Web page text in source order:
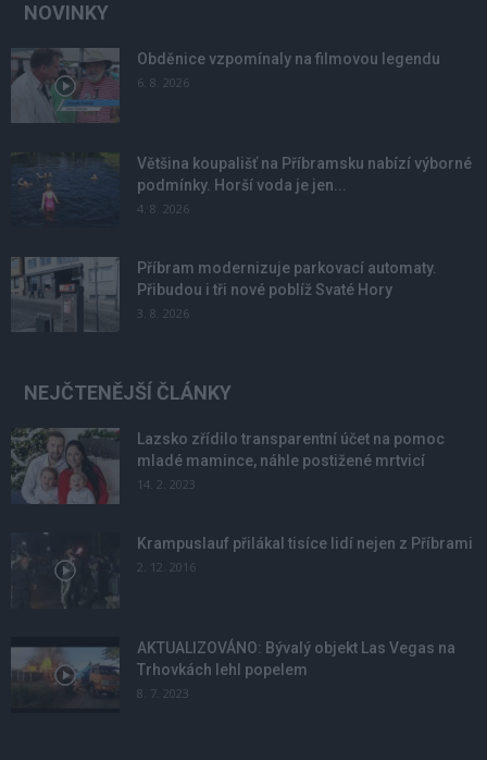
NOVINKY
Obděnice vzpomínaly na filmovou legendu
6. 8. 2026
Většina koupališť na Příbramsku nabízí výborné
podmínky. Horší voda je jen...
4. 8. 2026
Příbram modernizuje parkovací automaty.
Přibudou i tři nové poblíž Svaté Hory
3. 8. 2026
NEJČTENĚJŠÍ ČLÁNKY
Lazsko zřídilo transparentní účet na pomoc
mladé mamince, náhle postižené mrtvicí
14. 2. 2023
Krampuslauf přilákal tisíce lidí nejen z Příbrami
2. 12. 2016
AKTUALIZOVÁNO: Bývalý objekt Las Vegas na
Trhovkách lehl popelem
8. 7. 2023